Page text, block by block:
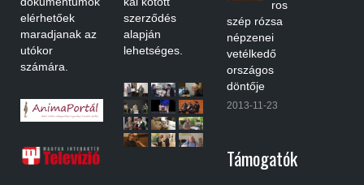
elérhetőek
maradjanak az
utókor
számára.
szerződés
alapján
lehetséges.
ros
szép rózsa
népzenei
vetélkedő
országos
döntője
2013-11-23
Támogatók